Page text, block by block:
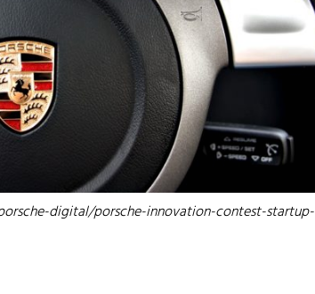
digital/porsche-innovation-contest-startup-